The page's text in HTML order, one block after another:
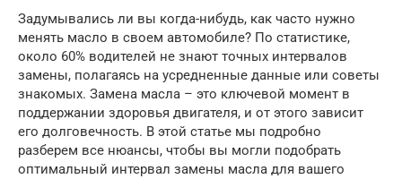
Задумывались ли вы когда-нибудь, как часто нужно
менять масло в своем автомобиле? По статистике,
около 60% водителей не знают точных интервалов
замены, полагаясь на усредненные данные или советы
знакомых. Замена масла – это ключевой момент в
поддержании здоровья двигателя, и от этого зависит
его долговечность. В этой статье мы подробно
разберем все нюансы, чтобы вы могли подобрать
оптимальный интервал замены масла для вашего